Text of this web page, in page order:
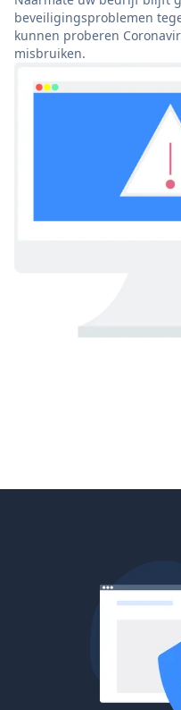
beveiligingsproblemen
kunnen proberen
misbruiken.